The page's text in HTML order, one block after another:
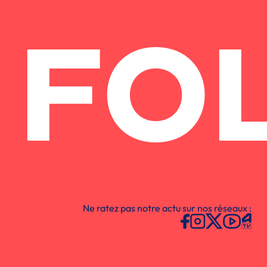
Ne ratez pas notre actu sur nos réseaux :